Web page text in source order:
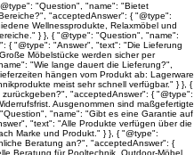
"Question", "name": "Bietet
"acceptedAnswer": { "@type":
Wellnessprodukte, Relaxmöbel und
} }, { "@type": "Question", "name":
{ "@type": "Answer", "text": "Die Lieferung
Möbelstücke werden sicher per
"Wie lange dauert die Lieferung?",
hängen vom Produkt ab: Lagerware
meist sehr schnell verfügbar." } }, {
"acceptedAnswer": { "@type":
Ausgenommen sind maßgefertigte
"name": "Gibt es eine Garantie auf
"text": "Alle Produkte verfügen über die
Marke und Produkt." } }, { "@type":
Beratung an?", "acceptedAnswer": {
Beratung für Pooltechnik, Outdoor-Möbel,